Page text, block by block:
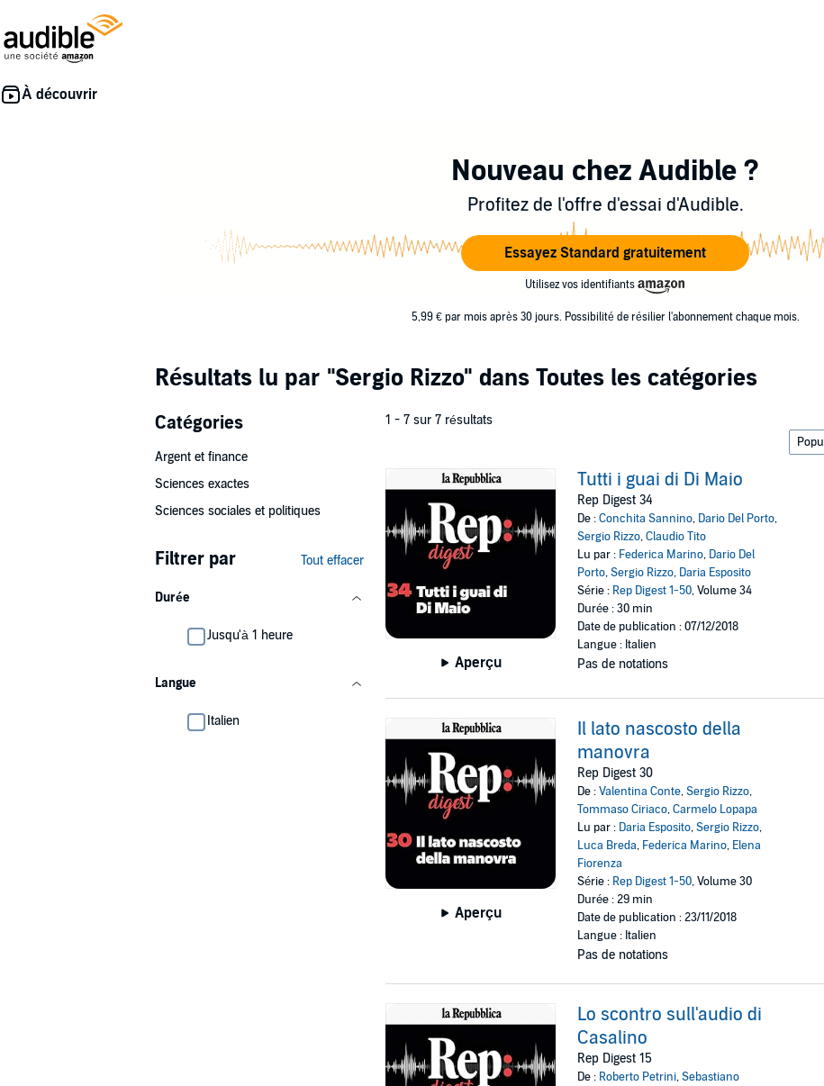
Nouveau chez Audible ?
Profitez de l'offre d'essai d'Audible.
Essayez Standard gratuitement
Utilisez vos identifiants
5,99 € par mois après 30 jours. Possibilité de résilier l'abonnement chaque mois.
Résultats lu par "Sergio Rizzo" dans Toutes les catégories
Catégories
Argent et finance
Sciences exactes
Sciences sociales et politiques
Filtrer par Tout effacer
Durée
Jusqu'à 1 heure
Langue
Italien
1 - 7 sur 7 résultats
Aperçu
Tutti i guai di Di Maio
Rep Digest 34
De :Conchita Sannino, Dario Del Porto,
Sergio Rizzo,Claudio Tito
Lu par : Federica Marino, Dario Del
Porto,Sergio Rizzo, Daria Esposito
Série : Rep Digest 1-50, Volume 34
Durée : 30 min
Date de publication : 07/12/2018
Langue : Italien
Pas de notations
Aperçu
Il lato nascosto della
manovra
Rep Digest 30
De :Valentina Conte,Sergio Rizzo,
Tommaso Ciriaco,Carmelo Lopapa
Lu par : Daria Esposito,Sergio Rizzo,
Luca Breda, Federica Marino, Elena
Fiorenza
Série : Rep Digest 1-50, Volume 30
Durée : 29 min
Date de publication : 23/11/2018
Langue : Italien
Pas de notations
Lo scontro sull'audio di
Casalino
Rep Digest 15
De : Roberto Petrini,Sebastiano